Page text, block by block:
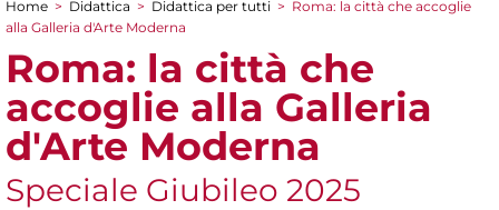
Tu sei qui
Home > Didattica > Didattica per tutti > Roma: la città che accoglie
alla Galleria d'Arte Moderna
Roma: la città che
accoglie alla Galleria
d'Arte Moderna
Speciale Giubileo 2025